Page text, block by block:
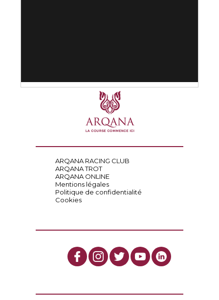
ARQANA RACING CLUB
ARQANA TROT
ARQANA ONLINE
Mentions légales
Politique de confidentialité
Cookies